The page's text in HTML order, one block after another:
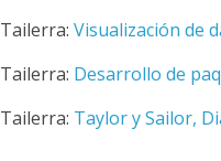
Tailerra: Visualización de
Tailerra: Desarrollo de
Tailerra: Taylor y Sailor,